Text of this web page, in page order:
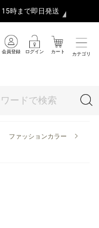
15時まで即日発送
会員登録 ログイン カート カテゴリ
ファッションカラー